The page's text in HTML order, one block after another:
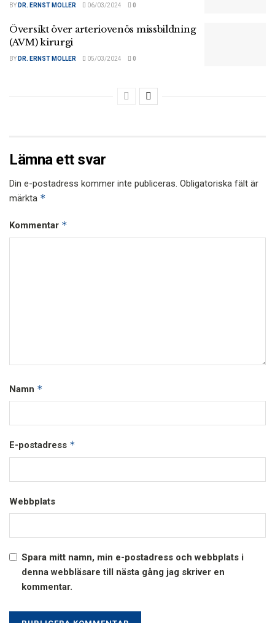
BY DR. ERNST MOLLER 06/03/2024 0
Översikt över arteriovenös missbildning
(AVM) kirurgi
BY DR. ERNST MOLLER 05/03/2024 0
Lämna ett svar
Din e-postadress kommer inte publiceras. Obligatoriska fält är
märkta *
Kommentar *
Namn *
E-postadress *
Webbplats
Spara mitt namn, min e-postadress och webbplats i
denna webbläsare till nästa gång jag skriver en
kommentar.